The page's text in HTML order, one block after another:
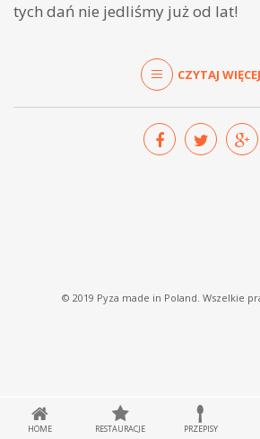
tych dań nie jedliśmy już od lat!
CZYTAJ WIĘCEJ
© 2019 Pyza made in Poland. Wszelkie
HOME RESTAURACJE PRZEPISY